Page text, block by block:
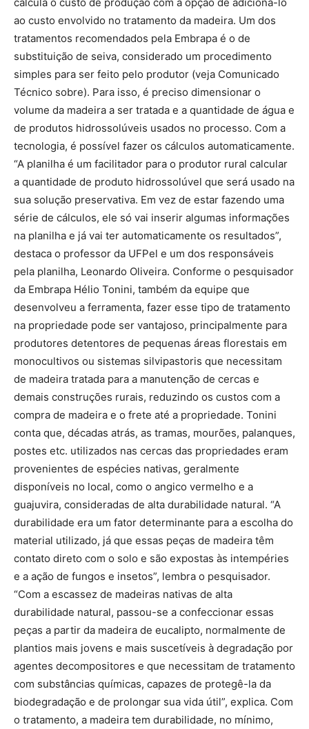
ao custo envolvido no tratamento da madeira. Um dos
tratamentos recomendados pela Embrapa é o de
substituição de seiva, considerado um procedimento
simples para ser feito pelo produtor (veja Comunicado
Técnico sobre). Para isso, é preciso dimensionar o
volume da madeira a ser tratada e a quantidade de água e
de produtos hidrossolúveis usados no processo. Com a
tecnologia, é possível fazer os cálculos automaticamente.
“A planilha é um facilitador para o produtor rural calcular
a quantidade de produto hidrossolúvel que será usado na
sua solução preservativa. Em vez de estar fazendo uma
série de cálculos, ele só vai inserir algumas informações
na planilha e já vai ter automaticamente os resultados”,
destaca o professor da UFPel e um dos responsáveis
pela planilha, Leonardo Oliveira. Conforme o pesquisador
da Embrapa Hélio Tonini, também da equipe que
desenvolveu a ferramenta, fazer esse tipo de tratamento
na propriedade pode ser vantajoso, principalmente para
produtores detentores de pequenas áreas florestais em
monocultivos ou sistemas silvipastoris que necessitam
de madeira tratada para a manutenção de cercas e
demais construções rurais, reduzindo os custos com a
compra de madeira e o frete até a propriedade. Tonini
conta que, décadas atrás, as tramas, mourões, palanques,
postes etc. utilizados nas cercas das propriedades eram
provenientes de espécies nativas, geralmente
disponíveis no local, como o angico vermelho e a
guajuvira, consideradas de alta durabilidade natural. “A
durabilidade era um fator determinante para a escolha do
material utilizado, já que essas peças de madeira têm
contato direto com o solo e são expostas às intempéries
e a ação de fungos e insetos”, lembra o pesquisador.
“Com a escassez de madeiras nativas de alta
durabilidade natural, passou-se a confeccionar essas
peças a partir da madeira de eucalipto, normalmente de
plantios mais jovens e mais suscetíveis à degradação por
agentes decompositores e que necessitam de tratamento
com substâncias químicas, capazes de protegê-la da
biodegradação e de prolongar sua vida útil”, explica. Com
o tratamento, a madeira tem durabilidade, no mínimo,